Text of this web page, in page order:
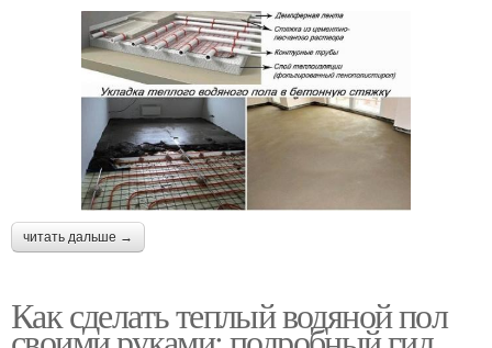
читать дальше →
Как сделать теплый водяной пол